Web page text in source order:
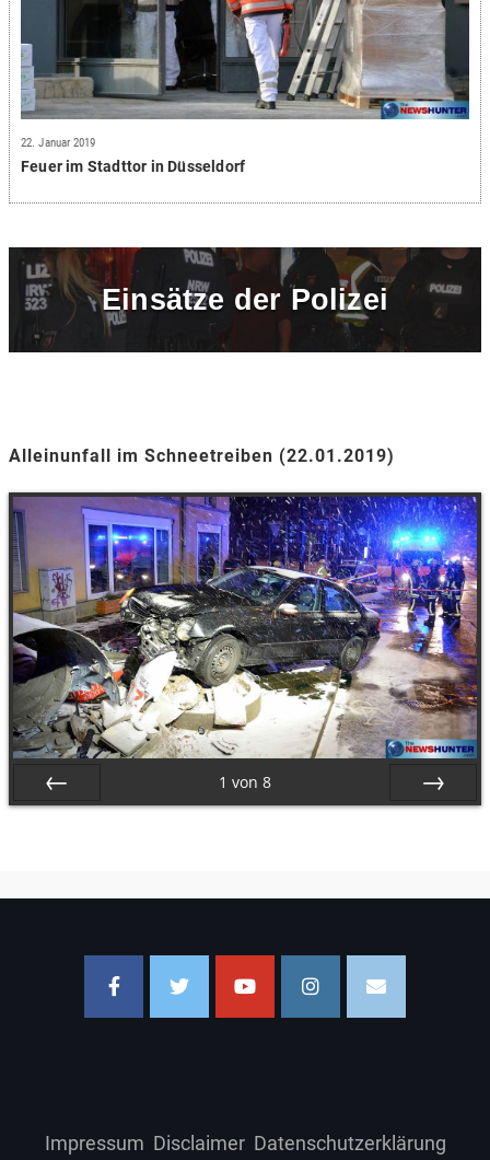
22. Januar 2019
Feuer im Stadttor in Düsseldorf
Einsätze der Polizei
Alleinunfall im Schneetreiben (22.01.2019)
1 von 8
Impressum Disclaimer Datenschutzerklärung